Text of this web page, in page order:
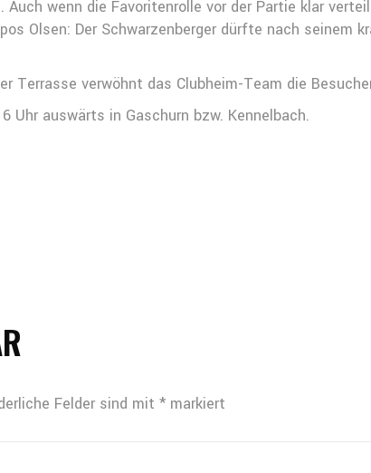
Auch wenn die Favoritenrolle vor der Partie klar
Olsen: Der Schwarzenberger dürfte nach seinem
verwöhnt das Clubheim-Team die
Uhr auswärts in Gaschurn bzw. Kennelbach.
Felder sind mit * markiert